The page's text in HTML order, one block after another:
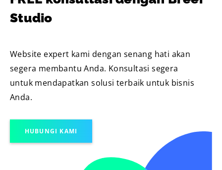
Studio
Website expert kami dengan senang hati akan
segera membantu Anda. Konsultasi segera
untuk mendapatkan solusi terbaik untuk bisnis
Anda.
HUBUNGI KAMI